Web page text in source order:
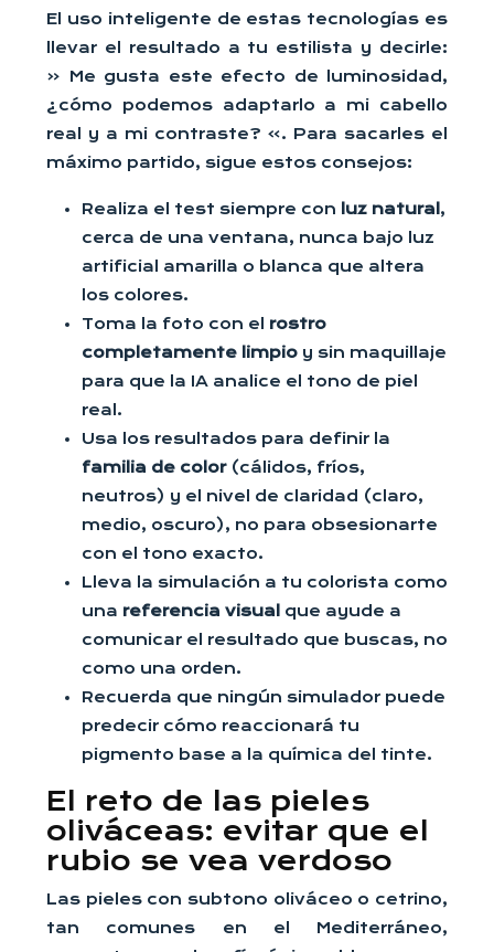
El uso inteligente de estas tecnologías es
llevar el resultado a tu estilista y decirle:
« Me gusta este efecto de luminosidad,
¿cómo podemos adaptarlo a mi cabello
real y a mi contraste? ». Para sacarles el
máximo partido, sigue estos consejos:
Realiza el test siempre con luz natural ,
cerca de una ventana, nunca bajo luz
artificial amarilla o blanca que altera
los colores.
Toma la foto con el rostro
completamente limpio y sin maquillaje
para que la IA analice el tono de piel
real.
Usa los resultados para definir la
familia de color(cálidos, fríos,
neutros) y el nivel de claridad (claro,
medio, oscuro), no para obsesionarte
con el tono exacto.
Lleva la simulación a tu colorista como
una referencia visual
que ayude a
comunicar el resultado que buscas, no
como una orden.
Recuerda que ningún simulador puede
predecir cómo reaccionará tu
pigmento base a la química del tinte.
El reto de las pieles
oliváceas: evitar que el
rubio se vea verdoso
Las pieles con subtono oliváceo o cetrino,
tan comunes en el Mediterráneo,